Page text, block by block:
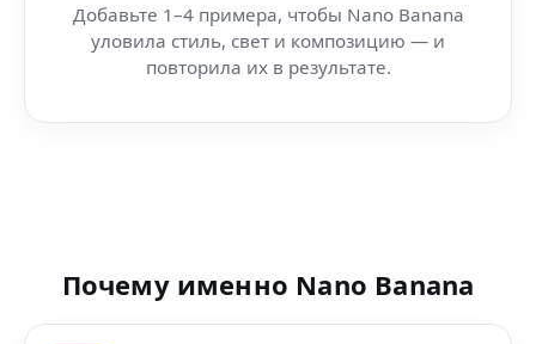
Добавьте 1–4 примера, чтобы Nano Banana
уловила стиль, свет и композицию — и
повторила их в результате.
Почему именно Nano Banana